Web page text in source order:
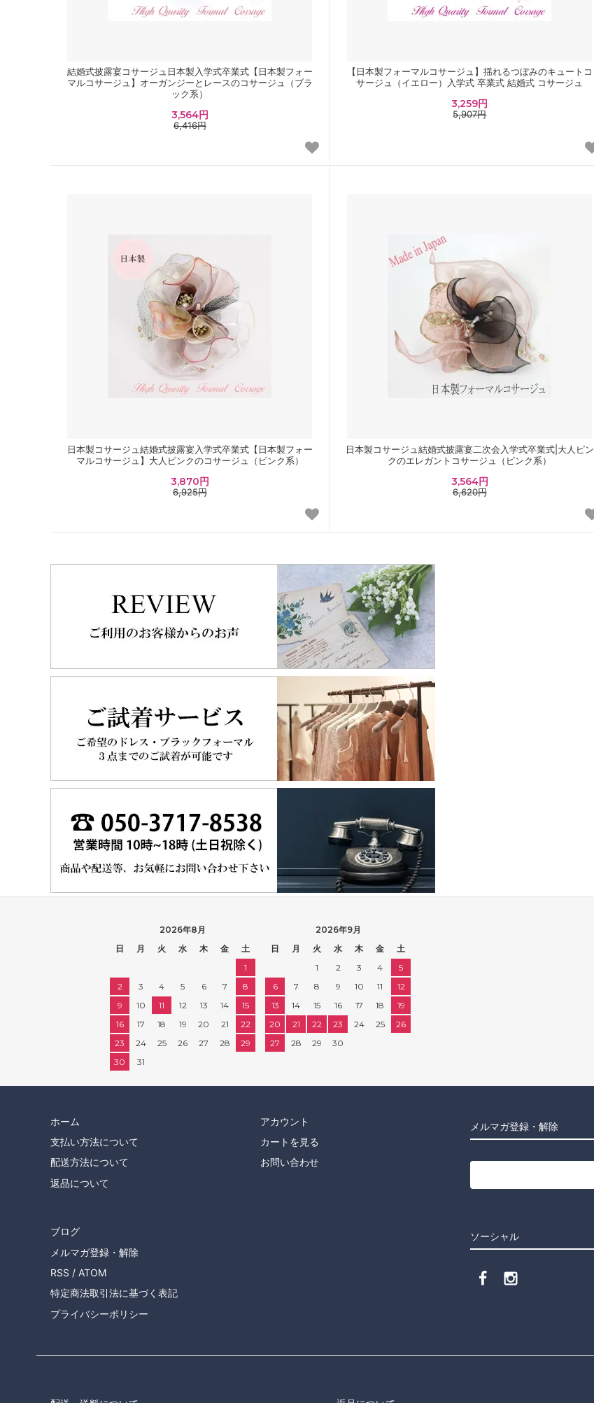
結婚式披露宴コサージュ日本製入学式卒業式【日本製フォー
マルコサージュ】オーガンジーとレースのコサージュ（ブラ
ック系）
3,564円
6,416円
【日本製フォーマルコサージュ】揺れるつぼみのキュートコ
サージュ（イエロー）入学式 卒業式 結婚式 コサージュ
3,259円
5,907円
日本製コサージュ結婚式披露宴入学式卒業式【日本製フォー
マルコサージュ】大人ピンクのコサージュ（ピンク系）
3,870円
6,925円
日本製コサージュ結婚式披露宴二次会入学式卒業式|大人ピン
クのエレガントコサージュ（ピンク系）
3,564円
6,620円
2026年8月
日
月 火 水 木 金
土
1
2
3 4 5 6 7
8
9
10 11 12 13 14
15
16
17 18 19 20 21
22
23
24 25 26 27 28
29
30
31
2026年9月
日
月 火 水 木 金
土
1
2 3 4
5
6
7 8 9 10 11
12
13
14 15 16 17 18
19
20
21 22 23 24 25
26
27
28 29 30
メルマガ登録・解除
ホーム
支払い方法について
配送方法について
返品について
アカウント
カートを見る
お問い合わせ
ソーシャル
ブログ
メルマガ登録・解除
RSS / ATOM
特定商法取引法に基づく表記
プライバシーポリシー